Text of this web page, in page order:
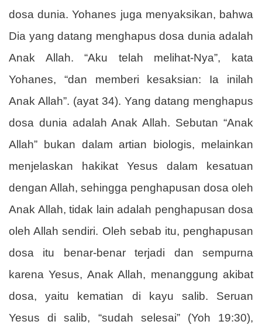
dosa dunia. Yohanes juga menyaksikan, bahwa
Dia yang datang menghapus dosa dunia adalah
Anak Allah. “Aku telah melihat-Nya”, kata
Yohanes, “dan memberi kesaksian: Ia inilah
Anak Allah”. (ayat 34). Yang datang menghapus
dosa dunia adalah Anak Allah. Sebutan “Anak
Allah” bukan dalam artian biologis, melainkan
menjelaskan hakikat Yesus dalam kesatuan
dengan Allah, sehingga penghapusan dosa oleh
Anak Allah, tidak lain adalah penghapusan dosa
oleh Allah sendiri. Oleh sebab itu, penghapusan
dosa itu benar-benar terjadi dan sempurna
karena Yesus, Anak Allah, menanggung akibat
dosa, yaitu kematian di kayu salib. Seruan
Yesus di salib, “sudah selesai” (Yoh 19:30),